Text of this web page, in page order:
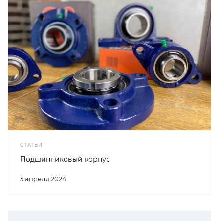
СТАТЬИ
5 апреля 2024
Подшипниковый корпус